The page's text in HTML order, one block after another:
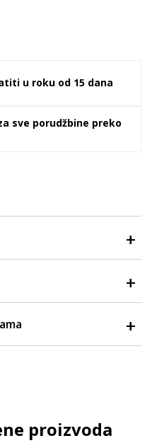
u roku od 15 dana
sve porudžbine preko
proizvoda